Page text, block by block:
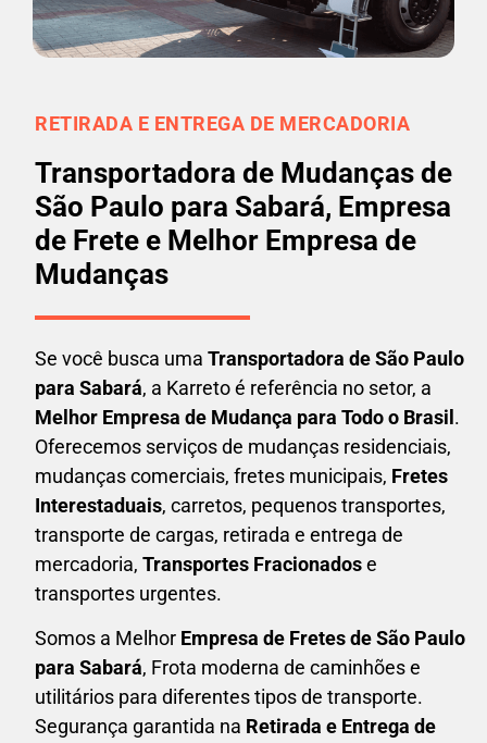
RETIRADA E ENTREGA DE MERCADORIA
Transportadora de Mudanças de
São Paulo para Sabará, Empresa
de Frete e Melhor Empresa de
Mudanças
Se você busca uma Transportadora de São Paulo
para Sabará, a Karreto é referência no setor, a
Melhor Empresa de Mudança para Todo o Brasil.
Oferecemos serviços de mudanças residenciais,
mudanças comerciais, fretes municipais, Fretes
Interestaduais, carretos, pequenos transportes,
transporte de cargas, retirada e entrega de
mercadoria, Transportes Fracionadose
transportes urgentes.
Somos a Melhor Empresa de Fretesde São Paulo
para Sabará, Frota moderna de caminhões e
utilitários para diferentes tipos de transporte.
Segurança garantida na Retirada e Entrega de